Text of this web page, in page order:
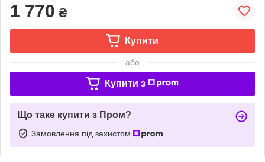
1 770 ₴
Купити
або
Купити з
Що таке купити з Пром?
Замовлення під захистом